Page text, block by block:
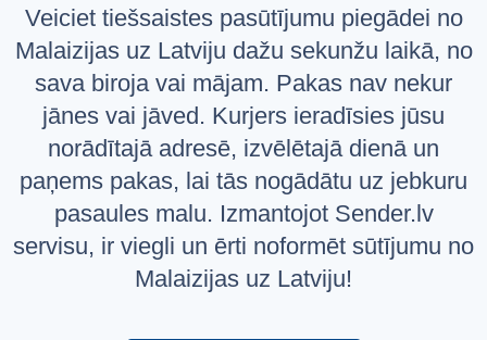
VALODA
Latviešu
Русский
English
Veiciet tiešsaistes pasūtījumu piegādei no
Malaizijas uz Latviju dažu sekunžu laikā, no
sava biroja vai mājam. Pakas nav nekur
jānes vai jāved. Kurjers ieradīsies jūsu
norādītajā adresē, izvēlētajā dienā un
paņems pakas, lai tās nogādātu uz jebkuru
pasaules malu. Izmantojot Sender.lv
servisu, ir viegli un ērti noformēt sūtījumu no
Malaizijas uz Latviju!